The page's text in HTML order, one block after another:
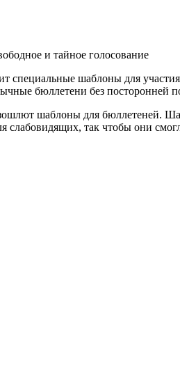
и тайное голосование
специальные шаблоны для
бюллетени без посторонней
шаблоны для бюллетеней.
так чтобы они